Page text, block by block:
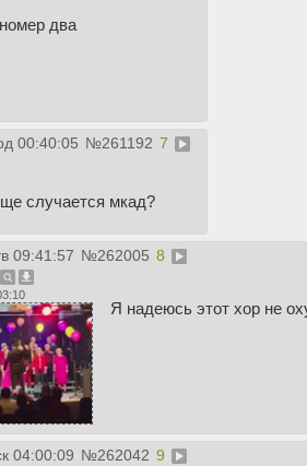
два
00:40:05 №261192 7
случается мкад?
09:41:57 №262005 8
Я надеюсь этот хор не
04:00:09 №262042 9